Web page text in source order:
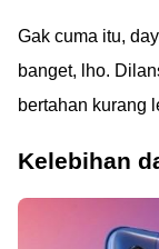
Gak cuma itu,
banget, lho.
bertahan kurang
Kelebihan